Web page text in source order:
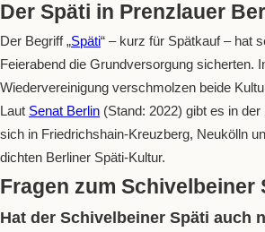
Der Späti in Prenzlauer
Der Begriff „Späti“ – kurz für Spätkauf – hat
Feierabend die Grundversorgung sicherten.
Wiedervereinigung verschmolzen beide
Laut Senat Berlin (Stand: 2022) gibt es in
sich in Friedrichshain-Kreuzberg, Neukölln
dichten Berliner Späti-Kultur.
Fragen zum Schivelbeiner
Hat der Schivelbeiner Späti auch